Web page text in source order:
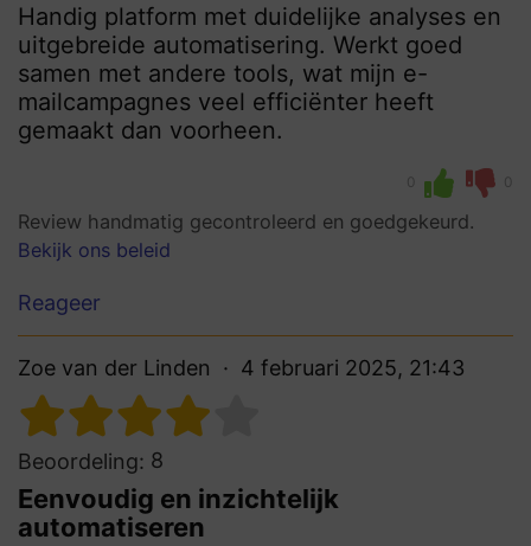
Handig platform met duidelijke analyses en
uitgebreide automatisering. Werkt goed
samen met andere tools, wat mijn e-
mailcampagnes veel efficiënter heeft
gemaakt dan voorheen.
0 0
Review handmatig gecontroleerd en goedgekeurd.
Bekijk ons beleid
Reageer
Zoe van der Linden 4 februari 2025, 21:43
Beoordeling: 8
Eenvoudig en inzichtelijk
automatiseren